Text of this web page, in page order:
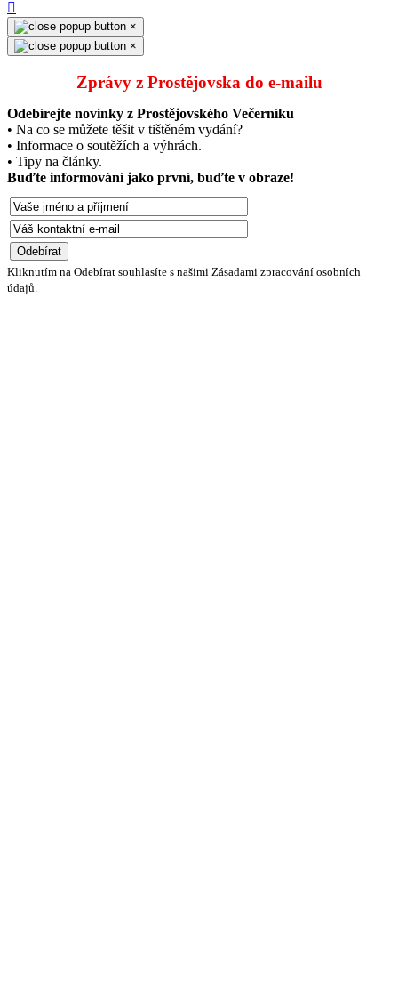
×
×
Zprávy z Prostějovska do e‑mailu
Odebírejte novinky z Prostějovského Večerníku
• Na co se můžete těšit v tištěném vydání?
• Informace o soutěžích a výhrách.
• Tipy na články.
Buďte informování jako první, buďte v obraze!
Kliknutím na Odebírat souhlasíte s našimi Zásadami zpracování osobních
údajů.